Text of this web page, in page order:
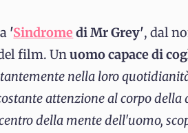
'Sindrome di Mr Grey', dal
film. Unuomo capace di
nella loro
attenzione al corpo della
della mente dell'uomo,